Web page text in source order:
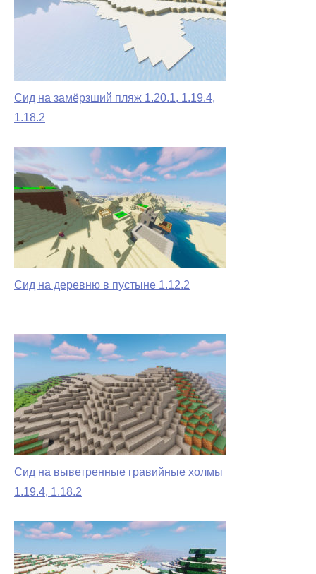
Сид на замёрзший пляж 1.20.1, 1.19.4,
1.18.2
Сид на деревню в пустыне 1.12.2
Сид на выветренные гравийные холмы
1.19.4, 1.18.2